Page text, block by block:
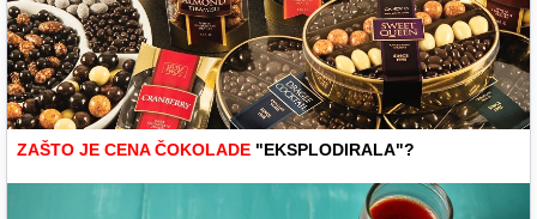
ZAŠTO JE CENA ČOKOLADE "EKSPLODIRALA"?